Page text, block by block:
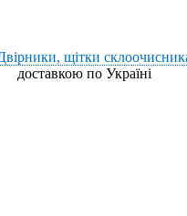
щітки
доставкою по Україні